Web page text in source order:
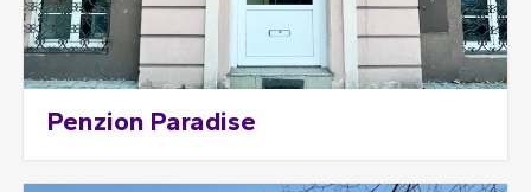
Penzion Paradise